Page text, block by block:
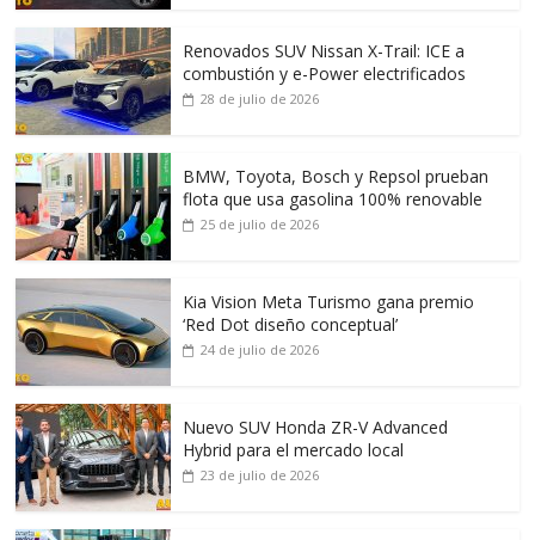
Renovados SUV Nissan X-Trail: ICE a
combustión y e-Power electrificados
28 de julio de 2026
BMW, Toyota, Bosch y Repsol prueban
flota que usa gasolina 100% renovable
25 de julio de 2026
Kia Vision Meta Turismo gana premio
‘Red Dot diseño conceptual’
24 de julio de 2026
Nuevo SUV Honda ZR-V Advanced
Hybrid para el mercado local
23 de julio de 2026